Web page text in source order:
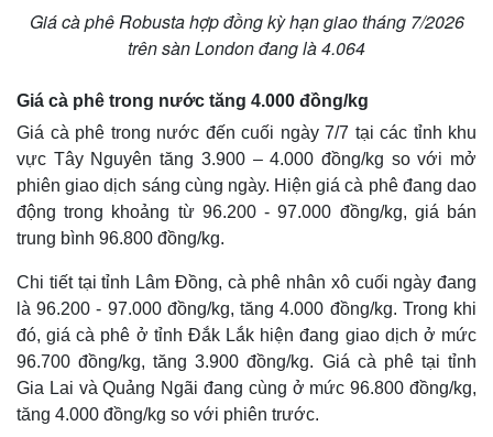
Thế giới
Multimedia
Giá cà phê Robusta hợp đồng kỳ hạn giao tháng 7/2026
trên sàn London đang là 4.064
Giá cà phê trong nước tăng 4.000 đồng/kg
Giá cà phê trong nước đến cuối ngày 7/7 tại các tỉnh khu
vực Tây Nguyên tăng 3.900 – 4.000 đồng/kg so với mở
phiên giao dịch sáng cùng ngày. Hiện giá cà phê đang dao
động trong khoảng từ 96.200 - 97.000 đồng/kg, giá bán
trung bình 96.800 đồng/kg.
Chi tiết tại tỉnh Lâm Đồng, cà phê nhân xô cuối ngày đang
là 96.200 - 97.000 đồng/kg, tăng 4.000 đồng/kg. Trong khi
đó, giá cà phê ở tỉnh Đắk Lắk hiện đang giao dịch ở mức
96.700 đồng/kg, tăng 3.900 đồng/kg. Giá cà phê tại tỉnh
Gia Lai và Quảng Ngãi đang cùng ở mức 96.800 đồng/kg,
tăng 4.000 đồng/kg so với phiên trước.